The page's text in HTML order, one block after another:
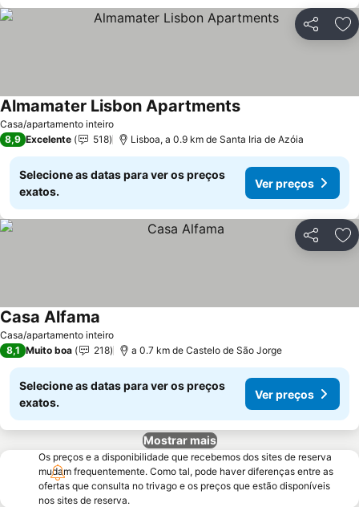
Partilhar
Casa/apartamento inteiro
Almamater Lisbon ApartmentsVer preços
8,9 Excelente 518 Lisboa, a 0.9 km de Santa Iria de Azóia
Selecione as datas para ver os preços
exatos.
Ver preços
Partilhar
Casa/apartamento inteiro
Casa Alfama
8,1 Muito boa 218 a 0.7 km de Castelo de São Jorge
Selecione as datas para ver os preços
exatos.
Ver preços
Mostrar mais
Os preços e a disponibilidade que recebemos dos sites de reserva
mudam frequentemente. Como tal, pode haver diferenças entre as
ofertas que consulta no trivago e os preços que estão disponíveis
nos sites de reserva.